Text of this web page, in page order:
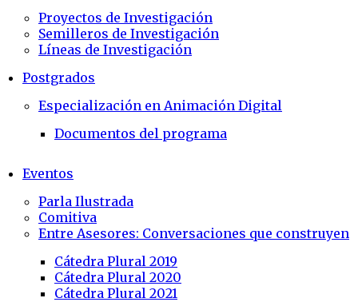
Proyectos de Investigación
Semilleros de Investigación
Líneas de Investigación
Postgrados
Especialización en Animación Digital
Documentos del programa
Eventos
Parla Ilustrada
Comitiva
Entre Asesores: Conversaciones que construyen
Cátedra Plural 2019
Cátedra Plural 2020
Cátedra Plural 2021